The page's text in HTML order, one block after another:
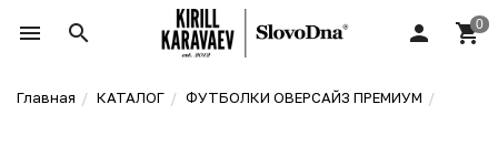
Главная КАТАЛОГ ФУТБОЛКИ ОВЕРСАЙЗ ПРЕМИУМ